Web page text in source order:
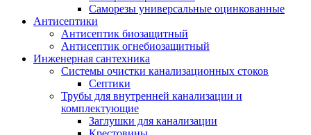
Саморезы универсальные оцинкованные
Антисептики
Антисептик биозащитный
Антисептик огнебиозащитный
Инженерная сантехника
Системы очистки канализационных стоков
Септики
Трубы для внутренней канализации и
комплектующие
Заглушки для канализации